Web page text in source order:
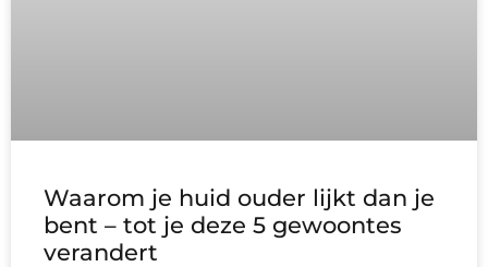
Waarom je huid ouder lijkt dan je
bent – tot je deze 5 gewoontes
verandert